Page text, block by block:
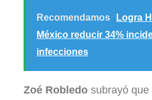
Recomendamos
Logra
México reducir 34%
infecciones
Zoé Robledo subrayó que